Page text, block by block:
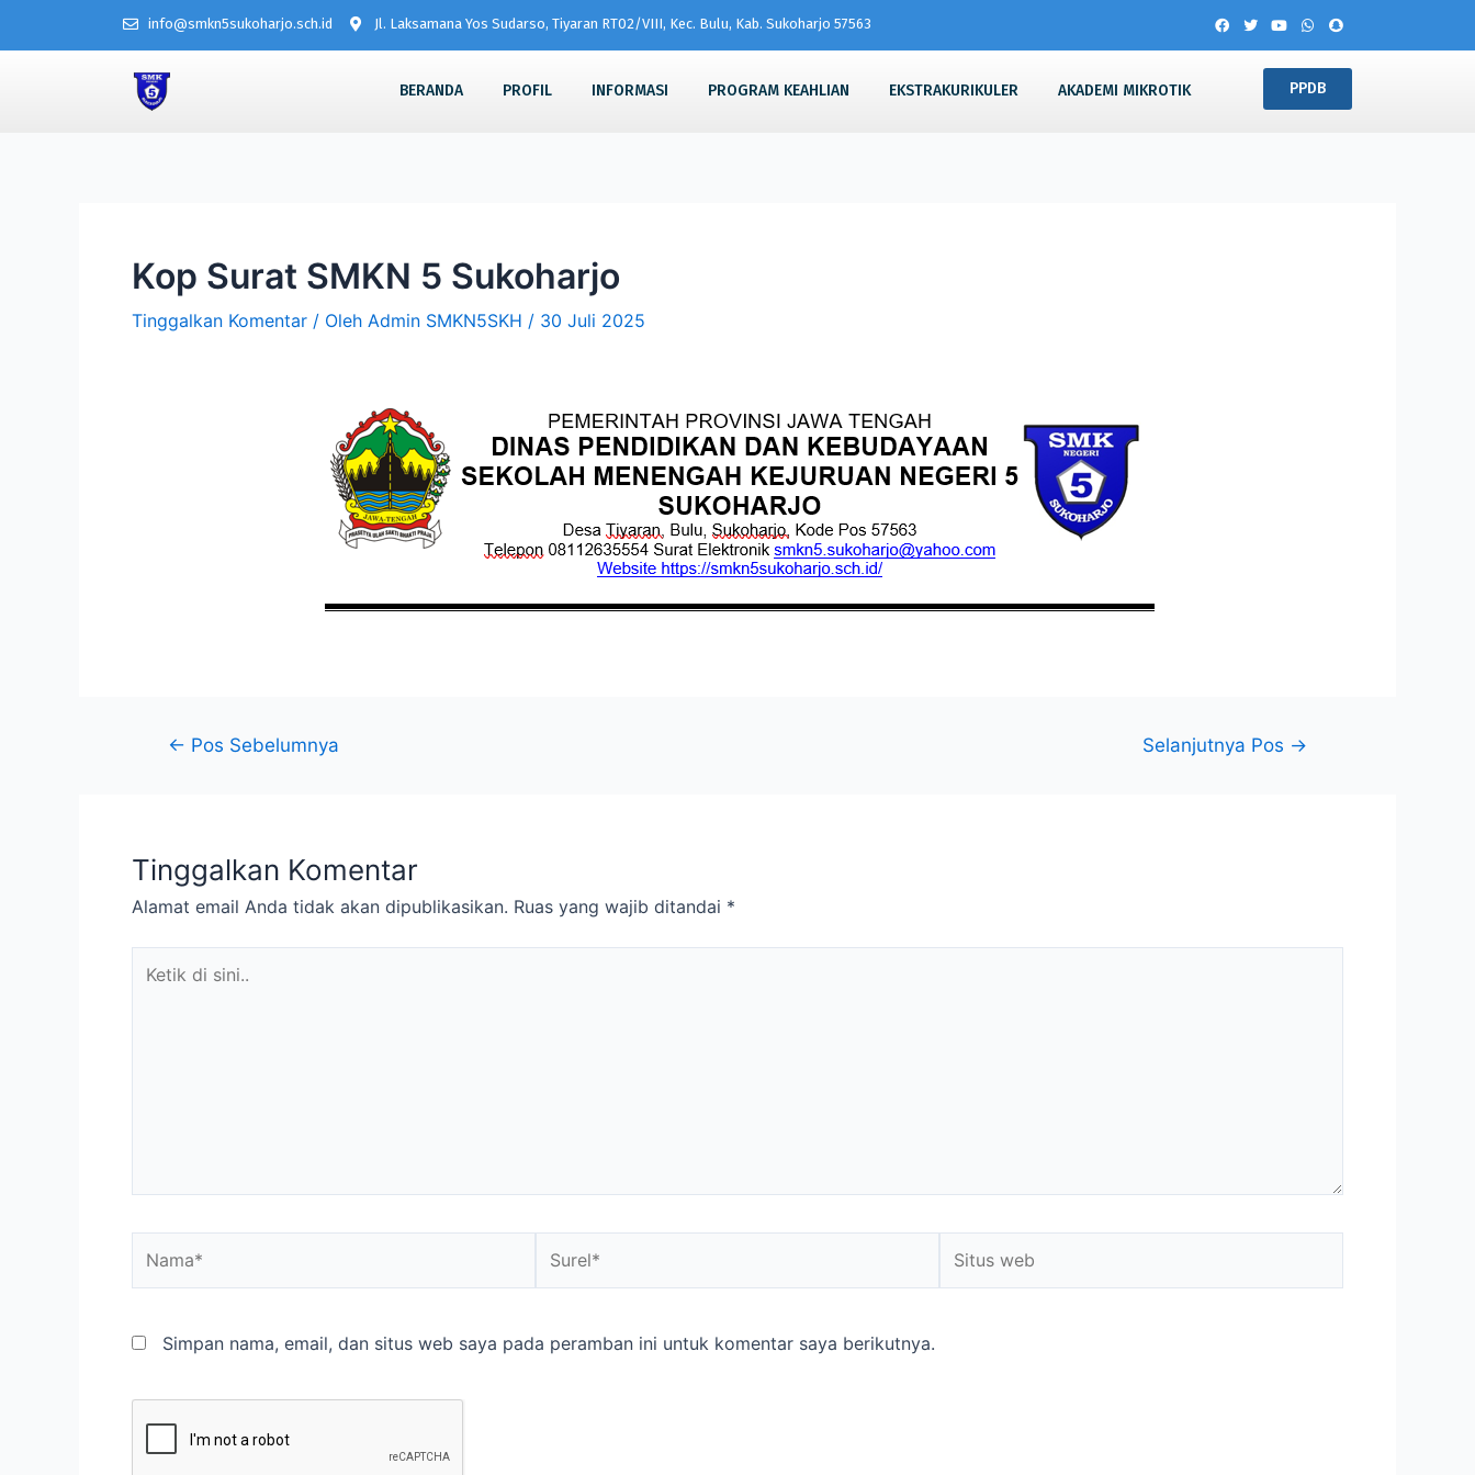
info@smkn5sukoharjo.sch.id Jl. Laksamana Yos Sudarso, Tiyaran RT02/VIII, Kec. Bulu, Kab. Sukoharjo 57563
BERANDA PROFIL INFORMASI PROGRAM KEAHLIAN EKSTRAKURIKULER AKADEMI MIKROTIK PPDB
Kop Surat SMKN 5 Sukoharjo
Tinggalkan Komentar / Oleh Admin SMKN5SKH / 30 Juli 2025
← Pos Sebelumnya Selanjutnya Pos →
Tinggalkan Komentar
Alamat email Anda tidak akan dipublikasikan. Ruas yang wajib ditandai *
Simpan nama, email, dan situs web saya pada peramban ini untuk komentar saya berikutnya.